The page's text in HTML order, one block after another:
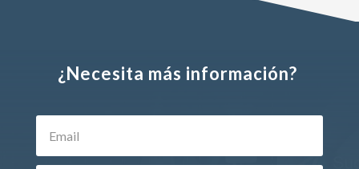
¿Necesita más información?